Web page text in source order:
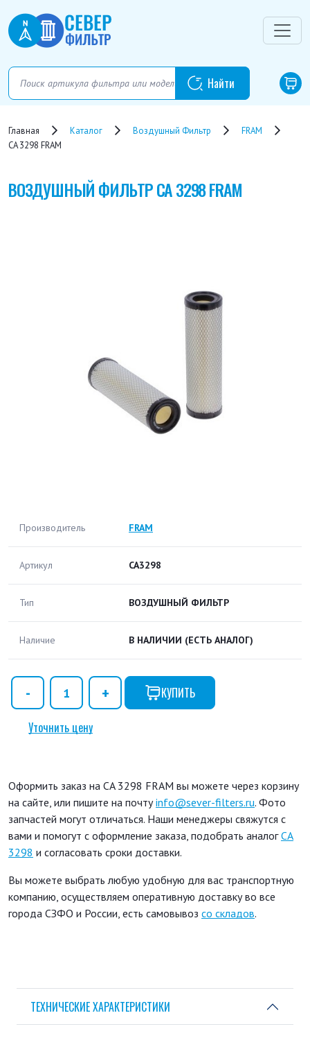
Главная Каталог Воздушный Фильтр
FRAM
CA 3298 FRAM
ВОЗДУШНЫЙ ФИЛЬТРCA 3298 FRAM
Производитель FRAM
Артикул CA3298
Тип ВОЗДУШНЫЙ ФИЛЬТР
Наличие В НАЛИЧИИ (ЕСТЬ АНАЛОГ)
КУПИТЬ
Уточнить цену
Оформить заказ на CA 3298 FRAM вы можете через корзину
на сайте, или пишите на почтуinfo@sever-filters.ru. Фото
запчастей могут отличаться. Наши менеджеры свяжутся с
вами и помогут с оформление заказа, подобрать аналогCA
3298 и согласовать сроки доставки.
Вы можете выбрать любую удобную для вас транспортную
компанию, осуществляем оперативную доставку во все
города СЗФО и России, есть самовывоз со складов.
ТЕХНИЧЕСКИЕ ХАРАКТЕРИСТИКИ